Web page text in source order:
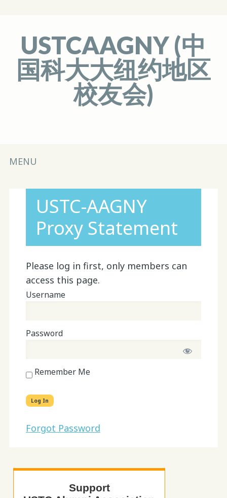
USTCAAGNY (中
国科大大纽约地区
校友会)
Main menu
Skip
MENU
USTC-AAGNY
Proxy Statement
Please log in first, only members can
access this page.
Username
Password
Remember Me
Forgot Password